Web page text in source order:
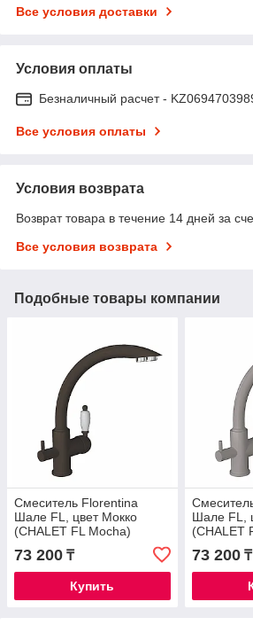
Все условия доставки
Условия оплаты
Безналичный расчет -
Все условия оплаты
Условия возврата
Возврат товара в течение 14 дней за
Все условия возврата
Подобные товары компании
Смеситель Florentina
Шале FL, цвет Мокко
(CHALET FL Mocha)
73 200 ₸
Купить
Шале FL,
(CHALET
73 200₸